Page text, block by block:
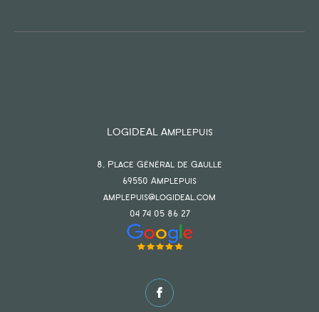
LOGIDEAL Amplepuis
8, Place Général de Gaulle
69550 amplepuis
amplepuis@logideal.com
04 74 05 86 27